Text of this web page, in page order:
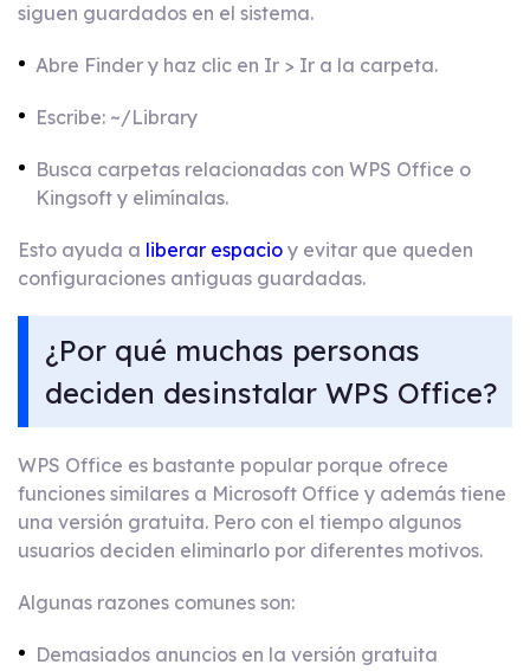
siguen guardados en el sistema.
Abre Finder y haz clic en Ir > Ir a la carpeta.
Escribe: ~/Library
Busca carpetas relacionadas con WPS Office o
Kingsoft y elimínalas.
Esto ayuda a liberar espacio y evitar que queden
configuraciones antiguas guardadas.
¿Por qué muchas personas
deciden desinstalar WPS Office?
WPS Office es bastante popular porque ofrece
funciones similares a Microsoft Office y además tiene
una versión gratuita. Pero con el tiempo algunos
usuarios deciden eliminarlo por diferentes motivos.
Algunas razones comunes son:
Demasiados anuncios en la versión gratuita